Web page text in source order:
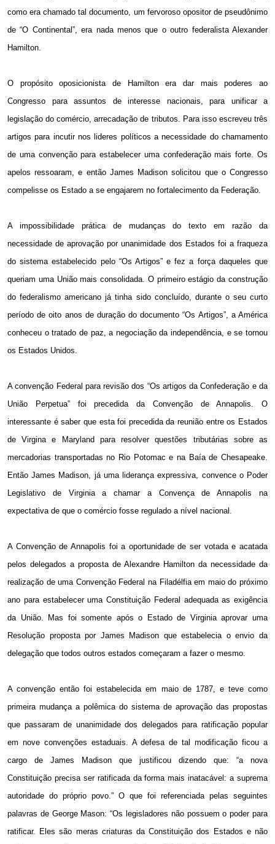
como era chamado tal documento, um fervoroso opositor de pseudônimo
de “O Continental”, era nada menos que o outro federalista Alexander
Hamilton.
O propósito oposicionista de Hamilton era dar mais poderes ao
Congresso para assuntos de interesse nacionais, para unificar a
legislação do comércio, arrecadação de tributos. Para isso escreveu três
artigos para incutir nos lideres políticos a necessidade do chamamento
de uma convenção para estabelecer uma confederação mais forte. Os
apelos ressoaram, e então James Madison solicitou que o Congresso
compelisse os Estado a se engajarem no fortalecimento da Federação.
A impossibilidade prática de mudanças do texto em razão da
necessidade de aprovação por unanimidade dos Estados foi a fraqueza
do sistema estabelecido pelo “Os Artigos” e fez a força daqueles que
queriam uma União mais consolidada. O primeiro estágio da construção
do federalismo americano já tinha sido concluído, durante o seu curto
período de oito anos de duração do documento “Os Artigos”, a América
conheceu o tratado de paz, a negociação da independência, e se tornou
os Estados Unidos.
A convenção Federal para revisão dos “Os artigos da Confederação e da
União Perpetua” foi precedida da Convenção de Annapolis. O
interessante é saber que esta foi precedida da reunião entre os Estados
de Virgina e Maryland para resolver questões tributárias sobre as
mercadorias transportadas no Rio Potomac e na Baía de Chesapeake.
Então James Madison, já uma liderança expressiva, convence o Poder
Legislativo de Virginia a chamar a Convença de Annapolis na
expectativa de que o comércio fosse regulado a nível nacional.
A Convenção de Annapolis foi a oportunidade de ser votada e acatada
pelos delegados a proposta de Alexandre Hamilton da necessidade da
realização de uma Convenção Federal na Filadélfia em maio do próximo
ano para estabelecer uma Constituição Federal adequada as exigência
da União. Mas foi somente após o Estado de Virginia aprovar uma
Resolução proposta por James Madison que estabelecia o envio da
delegação que todos outros estados começaram a fazer o mesmo.
A convenção então foi estabelecida em maio de 1787, e teve como
primeira mudança a polêmica do sistema de aprovação das propostas
que passaram de unanimidade dos delegados para ratificação popular
em nove convenções estaduais. A defesa de tal modificação ficou a
cargo de James Madison que justificou dizendo que: “a nova
Constituição precisa ser ratificada da forma mais inatacável: a suprema
autoridade do próprio povo.” O que foi referenciada pelas seguintes
palavras de George Mason: “Os legisladores não possuem o poder para
ratificar. Eles são meras criaturas da Constituição dos Estados e não